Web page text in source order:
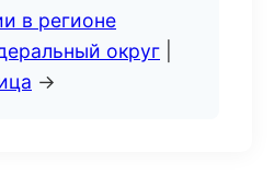
в регионе
округ
→